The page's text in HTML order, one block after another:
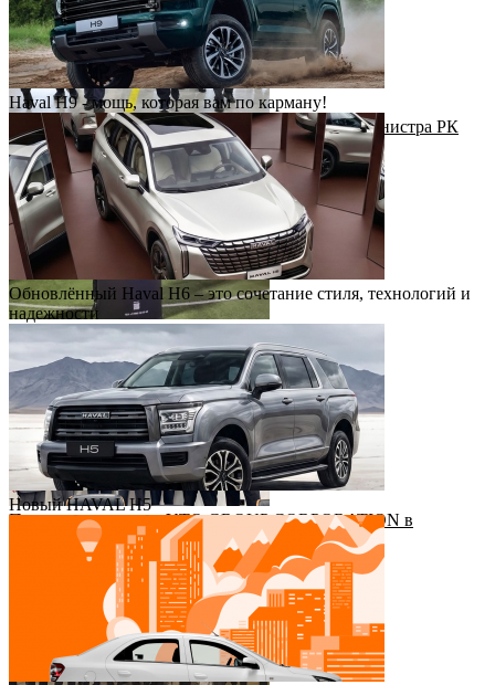
Рабочий визит Первого заместителя Премьер-министра РК
Н.Налибаева на завод КАИК
Футбольный драйв с Haval Virazh!
Приезд руководства YTO GROUP CORPORATION в
Казахстан
Haval H9 - мощь, которая вам по карману!
Обновлённый Haval H6 – это сочетание стиля, технологий и
надежности
Новый HAVAL H5